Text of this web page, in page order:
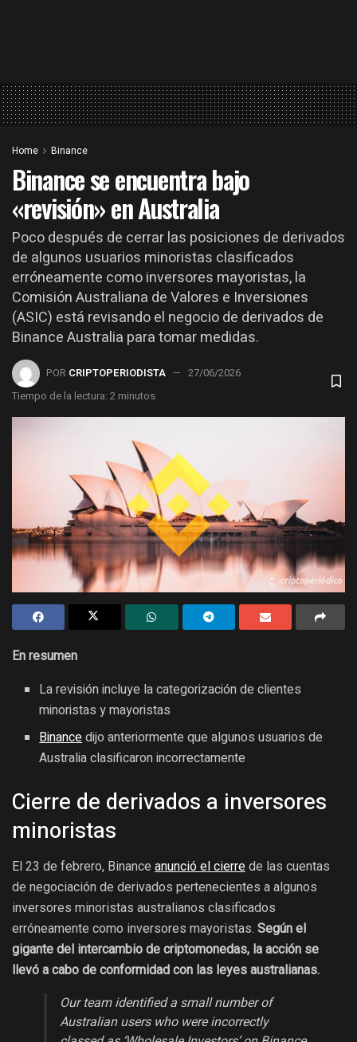
Home Binance
Binance se encuentra bajo
«revisión» en Australia
Poco después de cerrar las posiciones de derivados
de algunos usuarios minoristas clasificados
erróneamente como inversores mayoristas, la
Comisión Australiana de Valores e Inversiones
(ASIC) está revisando el negocio de derivados de
Binance Australia para tomar medidas.
POR CRIPTOPERIODISTA
27/06/2026
Tiempo de la lectura: 2 minutos
En resumen
La revisión incluye la categorización de clientes
minoristas y mayoristas
Binancedijo anteriormente que algunos usuarios de
Australia clasificaron incorrectamente
Cierre de derivados a inversores
minoristas
El 23 de febrero, Binance anunció el cierre de las cuentas
de negociación de derivados pertenecientes a algunos
inversores minoristas australianos clasificados
erróneamente como inversores mayoristas. Según el
gigante del intercambio de criptomonedas, la acción se
llevó a cabo de conformidad con las leyes australianas.
Our team identified a small number of
Australian users who were incorrectly